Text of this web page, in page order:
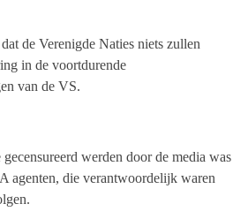
de Verenigde Naties niets zullen
in de voortdurende
van de VS.
werden door de media was
agenten, die verantwoordelijk waren